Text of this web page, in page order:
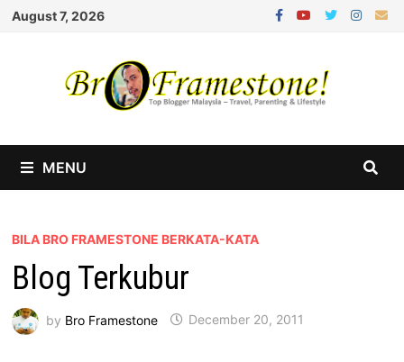
Skip
August 7, 2026
MENU
BILA BRO FRAMESTONE BERKATA-KATA
Blog Terkubur
by Bro Framestone December 20, 2011